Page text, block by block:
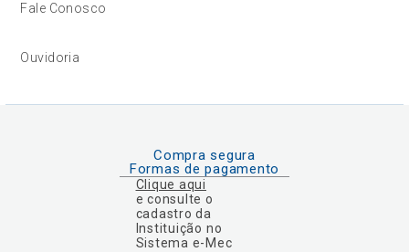
Fale Conosco
Ouvidoria
Compra segura
Formas de pagamento
Clique aqui
e consulte o
cadastro da
Instituição no
Sistema e-Mec